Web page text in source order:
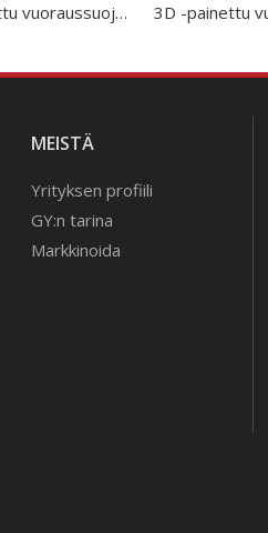
3D -tulostettu vuoraussuojapään suojaa jääkiekkokypärä
MEISTÄ
Yrityksen profiili
GY:n tarina
Markkinoida